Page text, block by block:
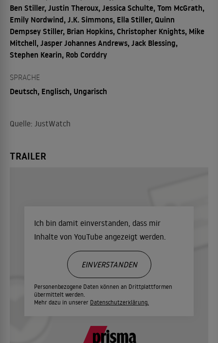
Ben Stiller, Justin Theroux, Jessica Schulte, Tom McGrath,
Emily Nordwind, J.K. Simmons, Ella Stiller, Quinn
Dempsey Stiller, Brian Hopkins, Christopher Knights, Mike
Mitchell, Jasper Johannes Andrews, Jack Blessing,
Stephen Kearin, Rob Corddry
SPRACHE
Deutsch, Englisch, Ungarisch
Quelle: JustWatch
TRAILER
Ich bin damit einverstanden, dass mir
Inhalte von YouTube angezeigt werden.
Personenbezogene Daten können an Drittplattformen
übermittelt werden.
Mehr dazu in unserer Datenschutzerklärung.
EINVERSTANDEN